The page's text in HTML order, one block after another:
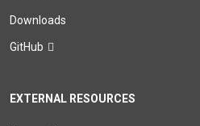
Downloads
GitHub
EXTERNAL RESOURCES